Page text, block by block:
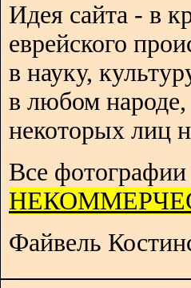
Идея сайта - в
еврейского
в науку,
в любом
некоторых лиц
Все
Файвель